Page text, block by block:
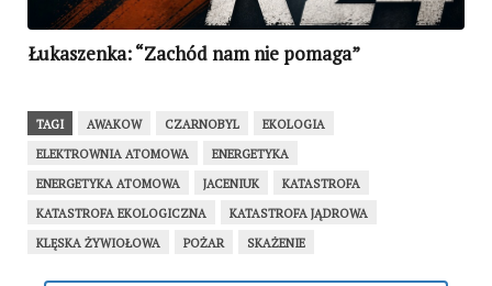
Łukaszenka: “Zachód nam nie pomaga”
TAGI AWAKOW CZARNOBYL
EKOLOGIA
ELEKTROWNIA ATOMOWA
ENERGETYKA
ENERGETYKA ATOMOWA
JACENIUK
KATASTROFA
KATASTROFA EKOLOGICZNA
KATASTROFA JĄDROWA
KLĘSKA ŻYWIOŁOWA
POŻAR SKAŻENIE